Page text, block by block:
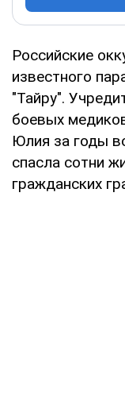
Российские
известного
"Тайру".
боевых
Юлия за годы
спасла сотни
гражданских